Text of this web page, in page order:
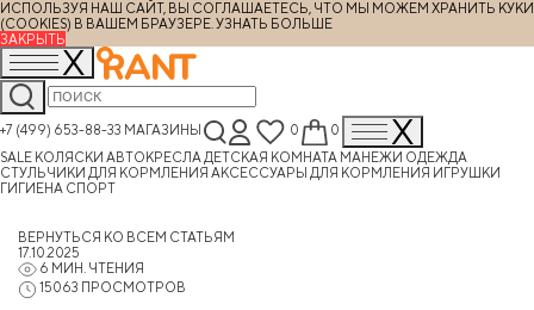
ИСПОЛЬЗУЯ НАШ САЙТ, ВЫ СОГЛАШАЕТЕСЬ, ЧТО МЫ МОЖЕМ ХРАНИТЬ КУКИ
(COOKIES) В ВАШЕМ БРАУЗЕРЕ. УЗНАТЬ БОЛЬШЕ
ЗАКРЫТЬ
+7 (499) 653-88-33 МАГАЗИНЫ 0
0
SALE КОЛЯСКИ АВТОКРЕСЛА ДЕТСКАЯ КОМНАТА МАНЕЖИ ОДЕЖДА
СТУЛЬЧИКИ ДЛЯ КОРМЛЕНИЯ АКСЕССУАРЫ ДЛЯ КОРМЛЕНИЯ ИГРУШКИ
ГИГИЕНА СПОРТ
ВЕРНУТЬСЯ КО ВСЕМ СТАТЬЯМ
17.10.2025
6 МИН. ЧТЕНИЯ
15063 ПРОСМОТРОВ